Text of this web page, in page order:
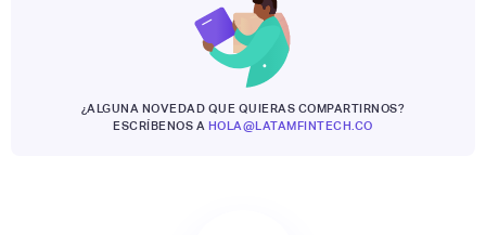
¿ALGUNA NOVEDAD QUE QUIERAS COMPARTIRNOS?
ESCRÍBENOS A HOLA@LATAMFINTECH.CO